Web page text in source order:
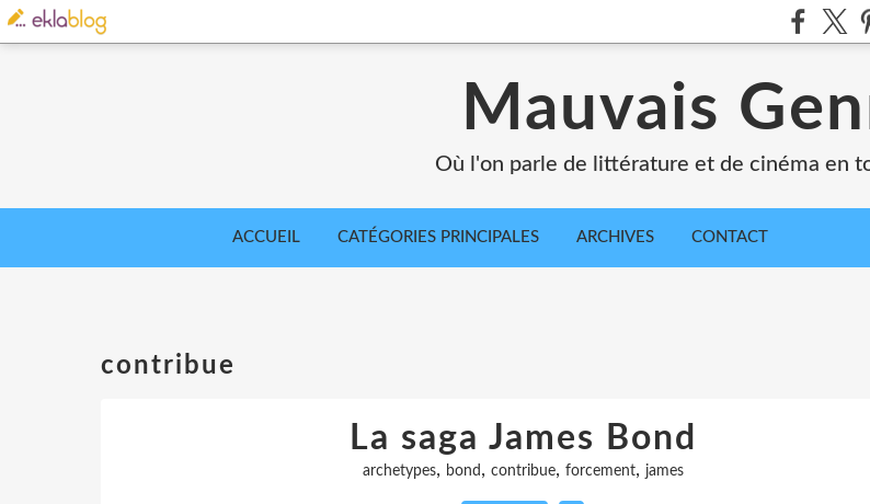
Mauvais
Où l'on parle de littérature et de cinéma en
ACCUEIL CATÉGORIES PRINCIPALES ARCHIVES CONTACT
contribue
La saga James Bond
archetypes, bond , contribue, forcement, james